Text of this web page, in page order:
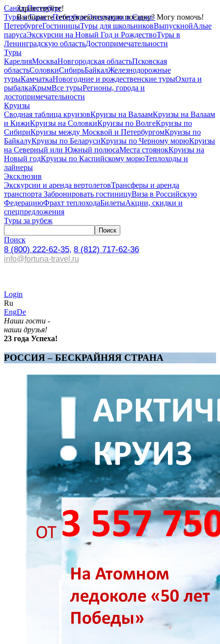
Здравствуйте!
Выбираете себе увлекательную поездку? Могу помочь!
Санкт-Петербург
Туры в Санкт-ПетербургЭкскурсии в Санкт-
ПетербургеГостиницыТуры для школьниковВыпускнойАлые
парусаЭкскурсии на Новый Год и РождествоТуры в
Ленинградскую областьДостопримечательности
Туры
КарелияМоскваНовгородская областьПсковская
областьСоловкиСибирьБайкалЖелезнодорожные
турыКамчаткаНовогодние и рождественские турыОхота и
рыбалкаКрымВсе турыРегионы, города и
достопримечательности
Круизы
Сводная таблица круизовКруизы на ВалаамКруизы на Валаам
и КижиКруизы на СоловкиКруизы по ВолгеКруизы по
СибириКруизы между Москвой и ПетербургомКруизы по
БайкалуКруизы по БеларусиКруизы по Черному морюКруизы
на Северный или Южный полюсаМеста стоянокКруизы на
Новый годКруизы по Каспийскому морюТеплоходы и
лайнеры
Эксклюзив
Экскурсии и аренда вертолетовТрансферы и аренда
транспорта Забронировать гостиницуВиза в Российскую
ФедерациюФрахт теплоходаБилетыАкции, скидки и
спецпредложения
Туры за рубеж
Поиск
8 (800) 222-62-35, 8 (812) 717-62-36
info@fortuna-travel.ru
Login
Ru
EngDe
Наши гости -
наши друзья!
23 года Успеха!
РОССИЯ – БЕСКРАЙНЯЯ СТРАНА